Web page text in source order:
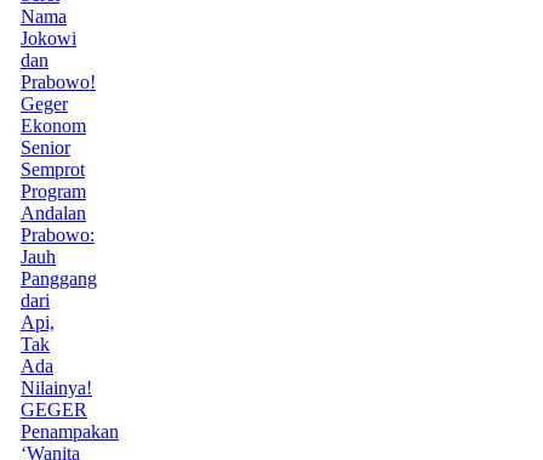
Nama
Jokowi
dan
Prabowo!
Geger
Ekonom
Senior
Semprot
Program
Andalan
Prabowo:
Jauh
Panggang
dari
Api,
Tak
Ada
Nilainya!
GEGER
Penampakan
‘Wanita